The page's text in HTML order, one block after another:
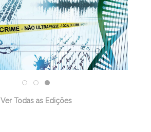
Ver Todas as Edições